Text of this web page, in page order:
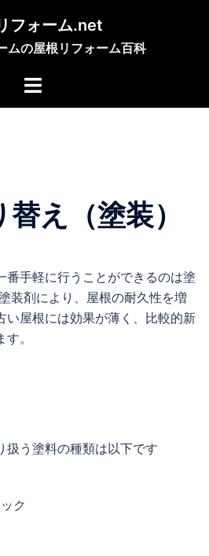
フォーム.net
ムの屋根リフォーム百科
え（塗装）
番手軽に行うことができるのは塗
装剤により、屋根の耐久性を増
い屋根には効果が薄く、比較的新
。
扱う塗料の種類は以下です
ク